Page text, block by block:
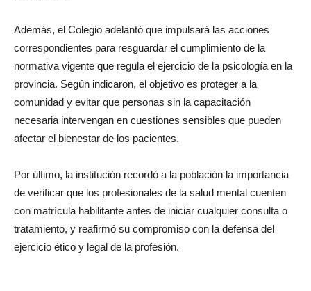
Además, el Colegio adelantó que impulsará las acciones
correspondientes para resguardar el cumplimiento de la
normativa vigente que regula el ejercicio de la psicología en la
provincia. Según indicaron, el objetivo es proteger a la
comunidad y evitar que personas sin la capacitación
necesaria intervengan en cuestiones sensibles que pueden
afectar el bienestar de los pacientes.
Por último, la institución recordó a la población la importancia
de verificar que los profesionales de la salud mental cuenten
con matrícula habilitante antes de iniciar cualquier consulta o
tratamiento, y reafirmó su compromiso con la defensa del
ejercicio ético y legal de la profesión.